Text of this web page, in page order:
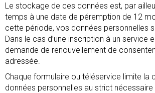
Le stockage de ces données est, par
temps à une date de péremption de 12
cette période, vos données personnelles
Dans le cas d’une inscription à un service
demande de renouvellement de
adressée.
Chaque formulaire ou téléservice limite la
données personnelles au strict